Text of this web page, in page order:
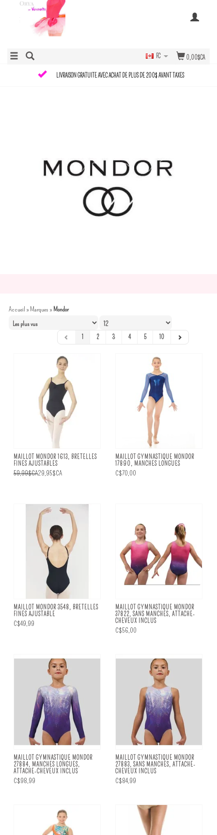
0,00$CA
FC
LIVRAISON GRATUITE AVEC ACHAT DE PLUS DE 200$ AVANT TAXES
Accueil »Marques »Mondor
1 2 3 4 5 10
MAILLOT MONDOR 1613, BRETELLES
FINES AJUSTABLES
59,99$CA29,95$CA
MAILLOT GYMNASTIQUE MONDOR
17890, MANCHES LONGUES
C$70,00
MAILLOT MONDOR 3548, BRETELLES
FINES AJUSTABLE
C$49,99
MAILLOT GYMNASTIQUE MONDOR
37822, SANS MANCHES, ATTACHE-
CHEVEUX INCLUS
C$56,00
MAILLOT GYMNASTIQUE MONDOR
27884, MANCHES LONGUES,
ATTACHE-CHEVEUX INCLUS
C$98,99
MAILLOT GYMNASTIQUE MONDOR
27883, SANS MANCHES, ATTACHE-
CHEVEUX INCLUS
C$84,99